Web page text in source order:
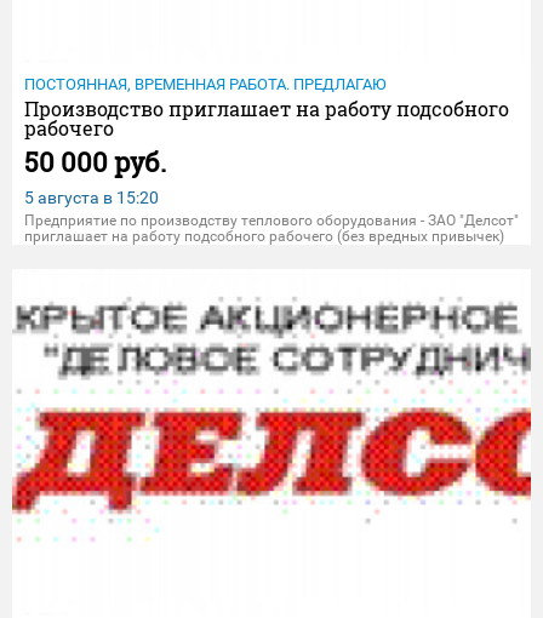
ПОСТОЯННАЯ, ВРЕМЕННАЯ РАБОТА. ПРЕДЛАГАЮ
Производство приглашает на работу подсобного
рабочего
50 000 руб.
5 августа в 15:20
Предприятие по производству теплового оборудования - ЗАО "Делсот"
приглашает на работу подсобного рабочего (без вредных привычек)